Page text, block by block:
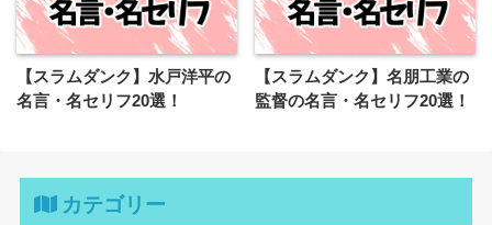
【スラムダンク】水戸洋平の
名言・名セリフ20選！
【スラムダンク】名朋工業の
監督の名言・名セリフ20選！
カテゴリー